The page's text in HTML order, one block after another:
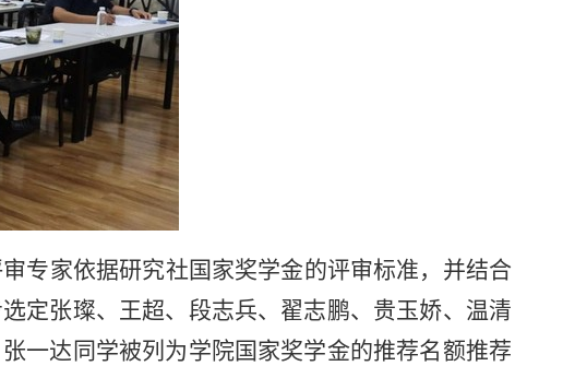
专家依据研究社国家奖学金的评审标准，并结合
定张璨、王超、段志兵、翟志鹏、贵玉娇、温清
一达同学被列为学院国家奖学金的推荐名额推荐